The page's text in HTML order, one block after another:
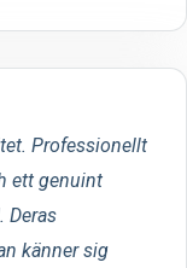
Professionellt
ett genuint
Deras
känner sig